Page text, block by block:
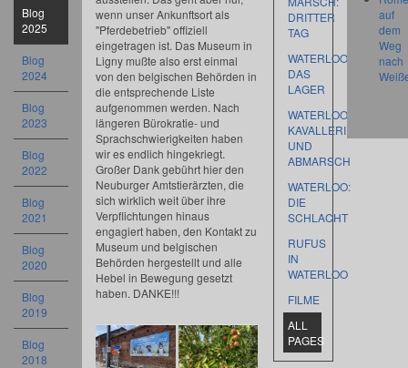
DRITTER
TAG
WATERLOO:
DAS
LAGER
WATERLOO:
KAVALLERIETRAINING
UND
ABMARSCH
WATERLOO:
DIE
SCHLACHT
RUFUS
IN
WATERLOO
FILME
ALL
PAGES
wenn unser Ankunftsort als
"Pferdebetrieb" offiziell
eingetragen ist. Das Museum in
Ligny mußte also erst einmal
von den belgischen Behörden in
die entsprechende Liste
aufgenommen werden. Nach
längeren Bürokratie- und
Sprachschwierigkeiten haben
wir es endlich hingekriegt.
Großer Dank gebührt hier den
Neuburger Amtstierärzten, die
sich wirklich weit über ihre
Verpflichtungen hinaus
engagiert haben, den Kontakt zu
Museum und belgischen
Behörden hergestellt und alle
Hebel in Bewegung gesetzt
haben. DANKE!!!
Blog
2025
Blog
2024
Blog
2023
Blog
2022
Blog
2021
Blog
2020
Blog
2019
Blog
2018
auf
dem
Weg
nach